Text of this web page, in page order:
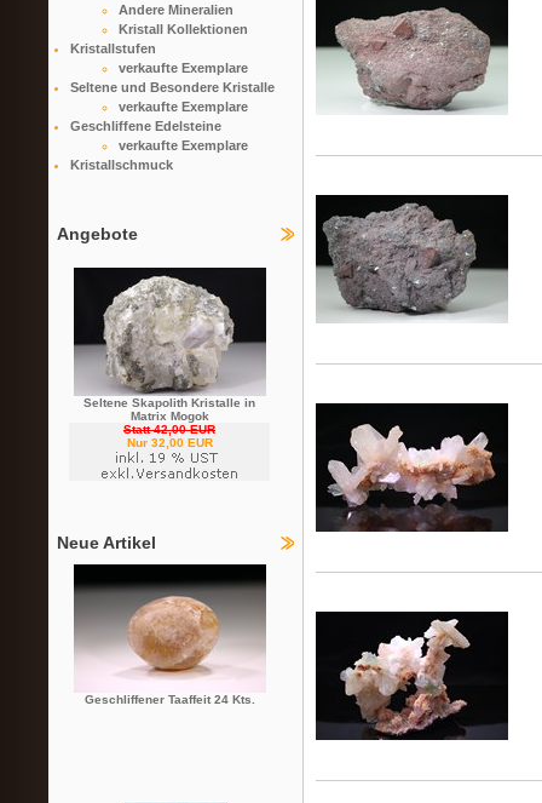
Andere Mineralien
Kristall Kollektionen
Kristallstufen
verkaufte Exemplare
Seltene und Besondere Kristalle
verkaufte Exemplare
Geschliffene Edelsteine
verkaufte Exemplare
Kristallschmuck
Angebote
Seltene Skapolith Kristalle in
Matrix Mogok
Statt 42,00 EUR
Nur 32,00 EUR
Neue Artikel
Geschliffener Taaffeit 24 Kts.